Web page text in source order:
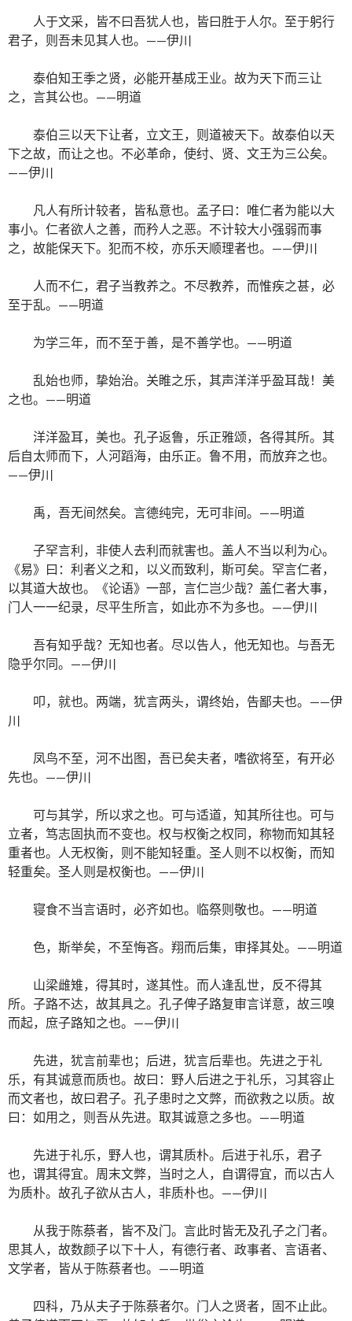
人于文采，皆不曰吾犹人也，皆曰胜于人尔。至于躬行
君子，则吾未见其人也。——伊川
泰伯知王季之贤，必能开基成王业。故为天下而三让
之，言其公也。——明道
泰伯三以天下让者，立文王，则道被天下。故泰伯以天
下之故，而让之也。不必革命，使纣、贤、文王为三公矣。
——伊川
凡人有所计较者，皆私意也。孟子曰：唯仁者为能以大
事小。仁者欲人之善，而矜人之恶。不计较大小强弱而事
之，故能保天下。犯而不校，亦乐天顺理者也。——伊川
人而不仁，君子当教养之。不尽教养，而惟疾之甚，必
至于乱。——明道
为学三年，而不至于善，是不善学也。——明道
乱始也师，挚始治。关睢之乐，其声洋洋乎盈耳哉！美
之也。——明道
洋洋盈耳，美也。孔子返鲁，乐正雅颂，各得其所。其
后自太师而下，人河蹈海，由乐正。鲁不用，而放弃之也。
——伊川
禹，吾无间然矣。言德纯完，无可非间。——明道
子罕言利，非使人去利而就害也。盖人不当以利为心。
《易》曰：利者义之和，以义而致利，斯可矣。罕言仁者，
以其道大故也。《论语》一部，言仁岂少哉？盖仁者大事，
门人一一纪录，尽平生所言，如此亦不为多也。——伊川
吾有知乎哉？无知也者。尽以告人，他无知也。与吾无
隐乎尔同。——伊川
叩，就也。两端，犹言两头，谓终始，告鄙夫也。——伊
川
凤鸟不至，河不出图，吾已矣夫者，嗜欲将至，有开必
先也。——伊川
可与其学，所以求之也。可与适道，知其所往也。可与
立者，笃志固执而不变也。权与权衡之权同，称物而知其轻
重者也。人无权衡，则不能知轻重。圣人则不以权衡，而知
轻重矣。圣人则是权衡也。——伊川
寝食不当言语时，必齐如也。临祭则敬也。——明道
色，斯举矣，不至悔吝。翔而后集，审择其处。——明道
山梁雌雉，得其时，遂其性。而人逢乱世，反不得其
所。子路不达，故其具之。孔子俾子路复审言详意，故三嗅
而起，庶子路知之也。——伊川
先进，犹言前辈也；后进，犹言后辈也。先进之于礼
乐，有其诚意而质也。故曰：野人后进之于礼乐，习其容止
而文者也，故曰君子。孔子患时之文弊，而欲救之以质。故
曰：如用之，则吾从先进。取其诚意之多也。——明道
先进于礼乐，野人也，谓其质朴。后进于礼乐，君子
也，谓其得宜。周末文弊，当时之人，自谓得宜，而以古人
为质朴。故孔子欲从古人，非质朴也。——伊川
从我于陈蔡者，皆不及门。言此时皆无及孔子之门者。
思其人，故数颜子以下十人，有德行者、政事者、言语者、
文学者，皆从于陈蔡者也。——明道
四科，乃从夫子于陈蔡者尔。门人之贤者，固不止此。